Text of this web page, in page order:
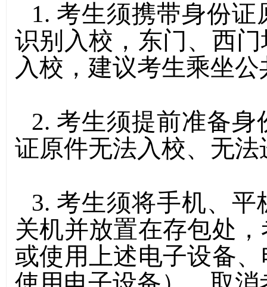
1. 考生须携带身份证
识别入校，东门、西
入校，建议考生乘坐
2. 考生须提前准备身
证原件无法入校、无
3. 考生须将手机、平
关机并放置在存包处
或使用上述电子设备